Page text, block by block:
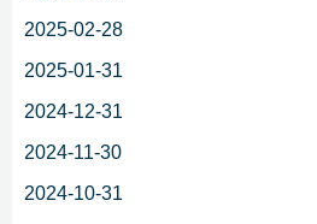
2025-02-28
2025-01-31
2024-12-31
2024-11-30
2024-10-31